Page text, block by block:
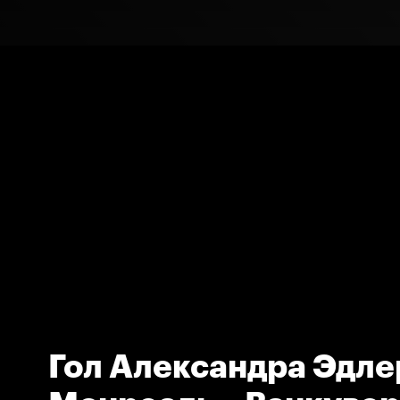
Гол Александра